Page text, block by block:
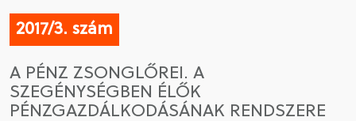
2017/3. szám
A PÉNZ ZSONGLŐREI. A
SZEGÉNYSÉGBEN ÉLŐK
PÉNZGAZDÁLKODÁSÁNAK RENDSZERE